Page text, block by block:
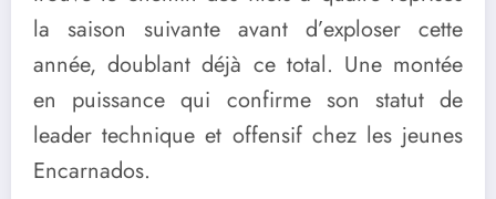
la saison suivante avant d’exploser cette
année, doublant déjà ce total. Une montée
en puissance qui confirme son statut de
leader technique et offensif chez les jeunes
Encarnados.